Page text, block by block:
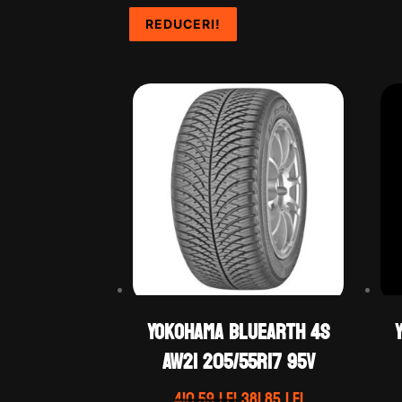
REDUCERI!
Yokohama BLUEARTH 4S
AW21 205/55R17 95V
REDUCERI!
REDUCERI!
REDUCERI!